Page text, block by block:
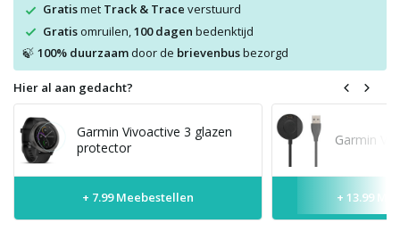
Gratismet Track & Trace verstuurd
Gratisomruilen, 100 dagen bedenktijd
🍃 100% duurzaamdoor de brievenbusbezorgd
Hier al aan gedacht?
Garmin Vivoactive 3 glazen
protector
+ 7.99 Meebestellen
Garmin
+ 13.99